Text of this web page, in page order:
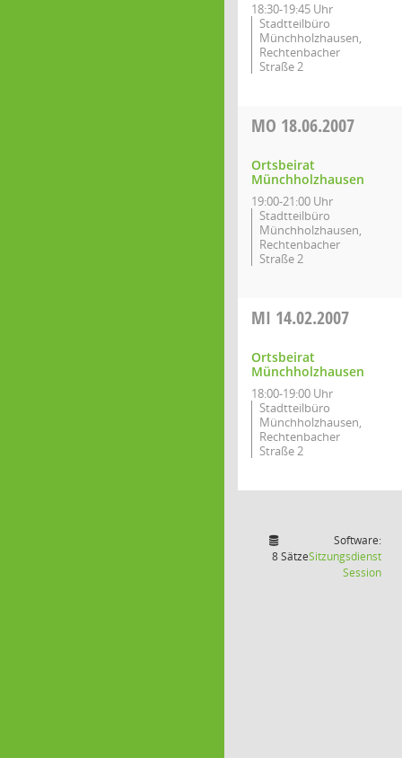
18:30-19:45 Uhr
Stadtteilbüro
Münchholzhausen,
Rechtenbacher
Straße 2
MO 18.06.2007
Ortsbeirat
Münchholzhausen
19:00-21:00 Uhr
Stadtteilbüro
Münchholzhausen,
Rechtenbacher
Straße 2
MI 14.02.2007
Ortsbeirat
Münchholzhausen
18:00-19:00 Uhr
Stadtteilbüro
Münchholzhausen,
Rechtenbacher
Straße 2
8 Sätze
Software:
Sitzungsdienst
Session